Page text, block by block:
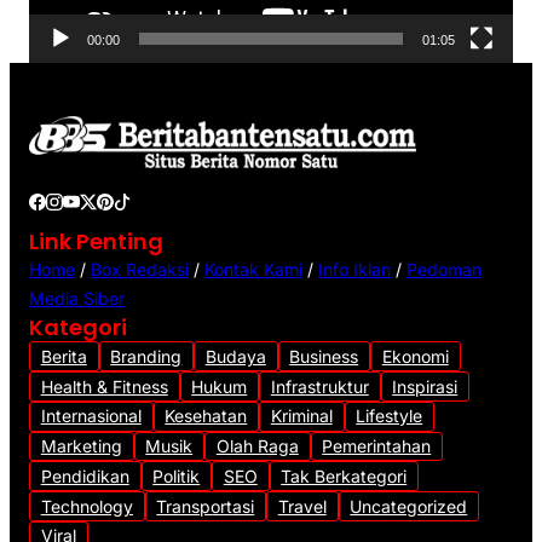
o
00:00 01:05
Link Penting
Home / Box Redaksi / Kontak Kami / Info Iklan / Pedoman
Media Siber
Kategori
Berita Branding Budaya Business
Ekonomi
Health & Fitness
Hukum Infrastruktur
Inspirasi
Internasional
Kesehatan Kriminal
Lifestyle
Marketing
Musik Olah Raga
Pemerintahan
Pendidikan
Politik SEO
Tak Berkategori
Technology
Transportasi Travel
Uncategorized
Viral